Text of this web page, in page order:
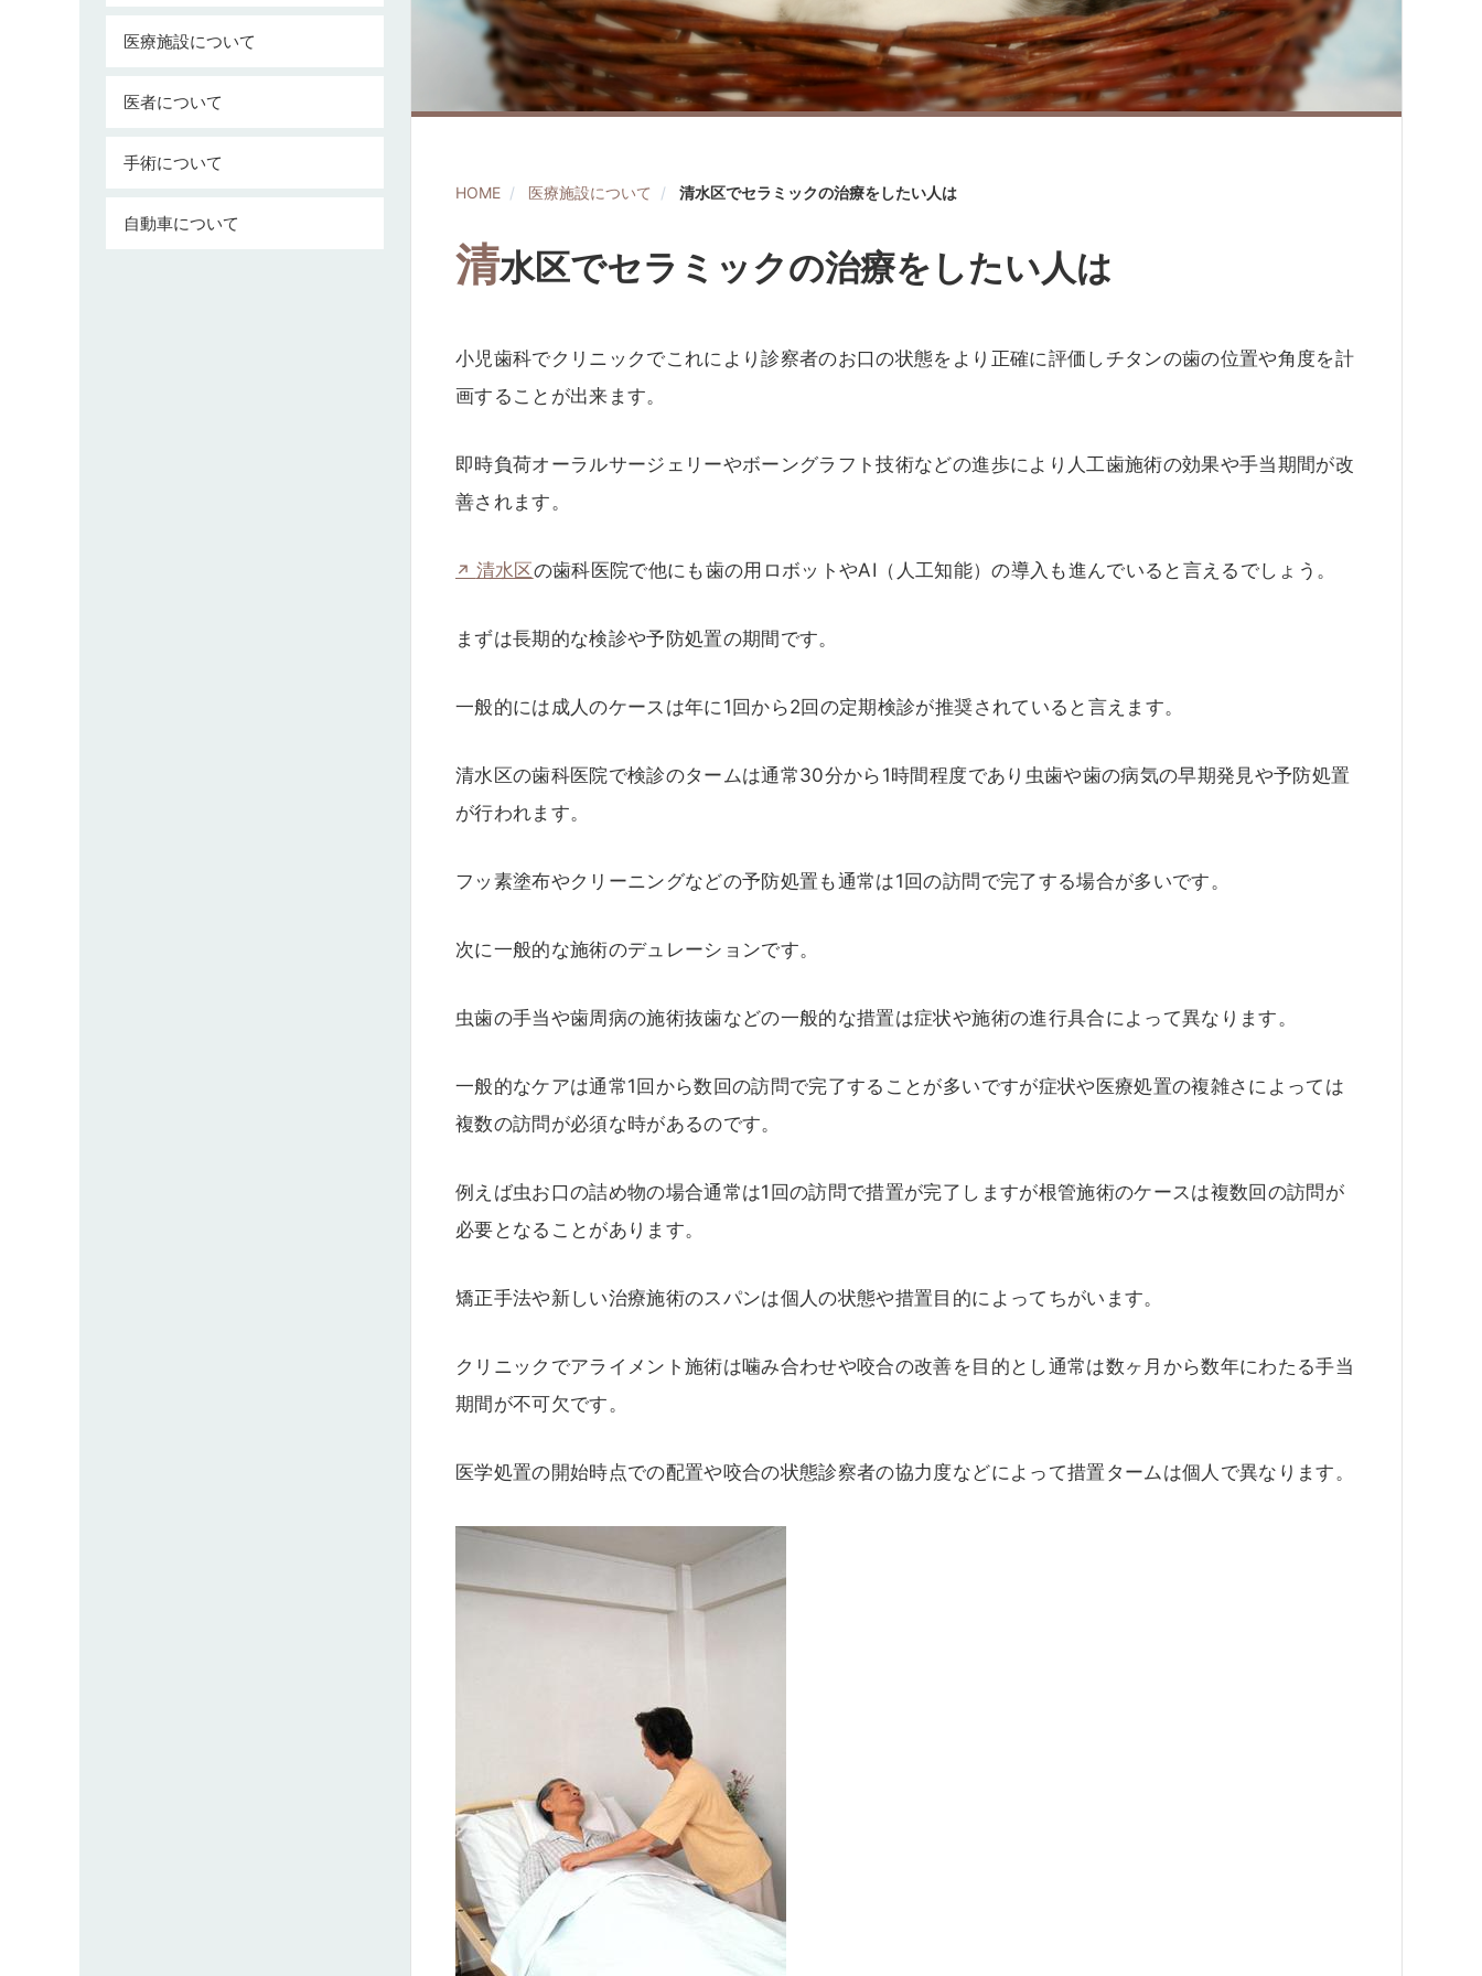
HOME 医療施設について 清水区でセラミックの治療をしたい人は
清水区でセラミックの治療をしたい人は
小児歯科でクリニックでこれにより診察者のお口の状態をより正確に評価しチタンの歯の位置や角度を計
画することが出来ます。
即時負荷オーラルサージェリーやボーングラフト技術などの進歩により人工歯施術の効果や手当期間が改
善されます。
清水区の歯科医院で他にも歯の用ロボットやAI（人工知能）の導入も進んでいると言えるでしょう。
まずは長期的な検診や予防処置の期間です。
一般的には成人のケースは年に1回から2回の定期検診が推奨されていると言えます。
清水区の歯科医院で検診のタームは通常30分から1時間程度であり虫歯や歯の病気の早期発見や予防処置
が行われます。
フッ素塗布やクリーニングなどの予防処置も通常は1回の訪問で完了する場合が多いです。
次に一般的な施術のデュレーションです。
虫歯の手当や歯周病の施術抜歯などの一般的な措置は症状や施術の進行具合によって異なります。
一般的なケアは通常1回から数回の訪問で完了することが多いですが症状や医療処置の複雑さによっては
複数の訪問が必須な時があるのです。
例えば虫お口の詰め物の場合通常は1回の訪問で措置が完了しますが根管施術のケースは複数回の訪問が
必要となることがあります。
矯正手法や新しい治療施術のスパンは個人の状態や措置目的によってちがいます。
クリニックでアライメント施術は噛み合わせや咬合の改善を目的とし通常は数ヶ月から数年にわたる手当
期間が不可欠です。
医学処置の開始時点での配置や咬合の状態診察者の協力度などによって措置タームは個人で異なります。
医療施設について
医者について
手術について
自動車について